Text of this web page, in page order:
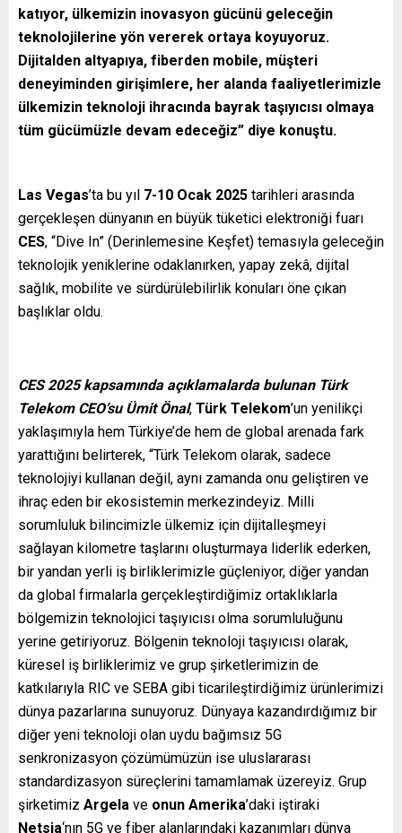
katıyor, ülkemizin inovasyon gücünü geleceğin
teknolojilerine yön vererek ortaya koyuyoruz.
Dijitalden altyapıya, fiberden mobile, müşteri
deneyiminden girişimlere, her alanda faaliyetlerimizle
ülkemizin teknoloji ihracında bayrak taşıyıcısı olmaya
tüm gücümüzle devam edeceğiz” diye konuştu.
Las Vegas’ta bu yıl 7-10 Ocak 2025 tarihleri arasında
gerçekleşen dünyanın en büyük tüketici elektroniği fuarı
CES, “Dive In” (Derinlemesine Keşfet) temasıyla geleceğin
teknolojik yeniklerine odaklanırken, yapay zekâ, dijital
sağlık, mobilite ve sürdürülebilirlik konuları öne çıkan
başlıklar oldu.
CES 2025 kapsamında açıklamalarda bulunan Türk
Telekom CEO’su Ümit Önal, Türk Telekom’un yenilikçi
yaklaşımıyla hem Türkiye’de hem de global arenada fark
yarattığını belirterek, “Türk Telekom olarak, sadece
teknolojiyi kullanan değil, aynı zamanda onu geliştiren ve
ihraç eden bir ekosistemin merkezindeyiz. Milli
sorumluluk bilincimizle ülkemiz için dijitalleşmeyi
sağlayan kilometre taşlarını oluşturmaya liderlik ederken,
bir yandan yerli iş birliklerimizle güçleniyor, diğer yandan
da global firmalarla gerçekleştirdiğimiz ortaklıklarla
bölgemizin teknolojici taşıyıcısı olma sorumluluğunu
yerine getiriyoruz. Bölgenin teknoloji taşıyıcısı olarak,
küresel iş birliklerimiz ve grup şirketlerimizin de
katkılarıyla RIC ve SEBA gibi ticarileştirdiğimiz ürünlerimizi
dünya pazarlarına sunuyoruz. Dünyaya kazandırdığımız bir
diğer yeni teknoloji olan uydu bağımsız 5G
senkronizasyon çözümümüzün ise uluslararası
standardizasyon süreçlerini tamamlamak üzereyiz. Grup
şirketimiz Argela ve onun Amerika’daki iştiraki
Netsia‘nın 5G ve fiber alanlarındaki kazanımları dünya